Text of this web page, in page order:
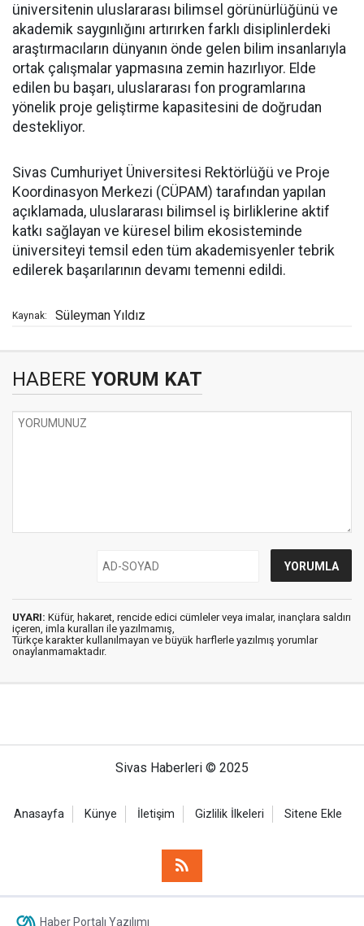
üniversitenin uluslararası bilimsel görünürlüğünü ve
akademik saygınlığını artırırken farklı disiplinlerdeki
araştırmacıların dünyanın önde gelen bilim insanlarıyla
ortak çalışmalar yapmasına zemin hazırlıyor. Elde
edilen bu başarı, uluslararası fon programlarına
yönelik proje geliştirme kapasitesini de doğrudan
destekliyor.
Sivas Cumhuriyet Üniversitesi Rektörlüğü ve Proje
Koordinasyon Merkezi (CÜPAM) tarafından yapılan
açıklamada, uluslararası bilimsel iş birliklerine aktif
katkı sağlayan ve küresel bilim ekosisteminde
üniversiteyi temsil eden tüm akademisyenler tebrik
edilerek başarılarının devamı temenni edildi.
Kaynak: Süleyman Yıldız
HABERE YORUM KAT
UYARI: Küfür, hakaret, rencide edici cümleler veya imalar, inançlara saldırı
içeren, imla kuralları ile yazılmamış,
Türkçe karakter kullanılmayan ve büyük harflerle yazılmış yorumlar
onaylanmamaktadır.
Sivas Haberleri © 2025
Anasayfa Künye İletişim Gizlilik İlkeleri Sitene Ekle
Haber Portalı Yazılımı